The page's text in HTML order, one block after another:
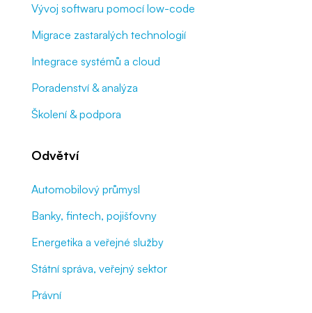
Vývoj softwaru pomocí low-code
Migrace zastaralých technologií
Integrace systémů a cloud
Poradenství & analýza
Školení & podpora
Odvětví
Automobilový průmysl
Banky, fintech, pojišťovny
Energetika a veřejné služby
Státní správa, veřejný sektor
Právní